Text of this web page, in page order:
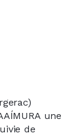
une
de